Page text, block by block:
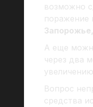
возможно
поражение
А еще
через два
Вопрос
средства